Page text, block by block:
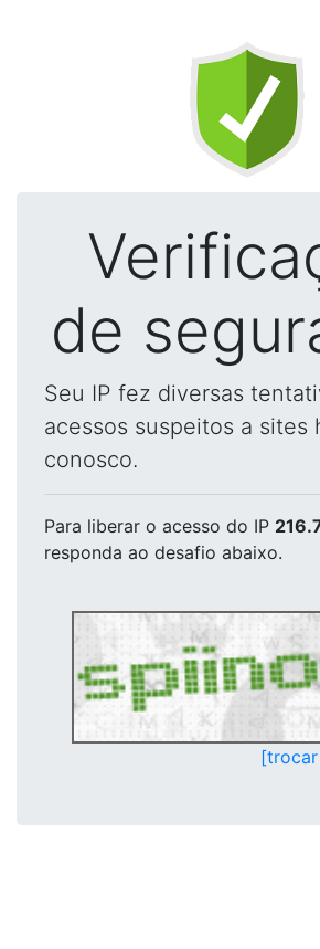
de
Seu IP fez diversas
acessos suspeitos a sites
conosco.
Para liberar o acesso do IP
responda ao desafio abaixo.